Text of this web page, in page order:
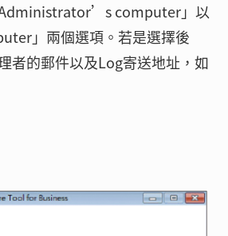
computer」以
」兩個選項。若是選擇後
者的郵件以及Log寄送地址，如